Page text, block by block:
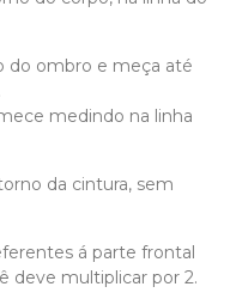
do ombro e meça até
medindo na linha
da cintura, sem
á parte frontal
deve multiplicar por 2.